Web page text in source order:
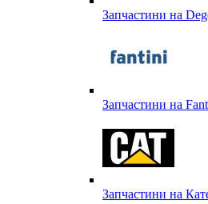
Запчастини на
Запчастини на
Запчастини на